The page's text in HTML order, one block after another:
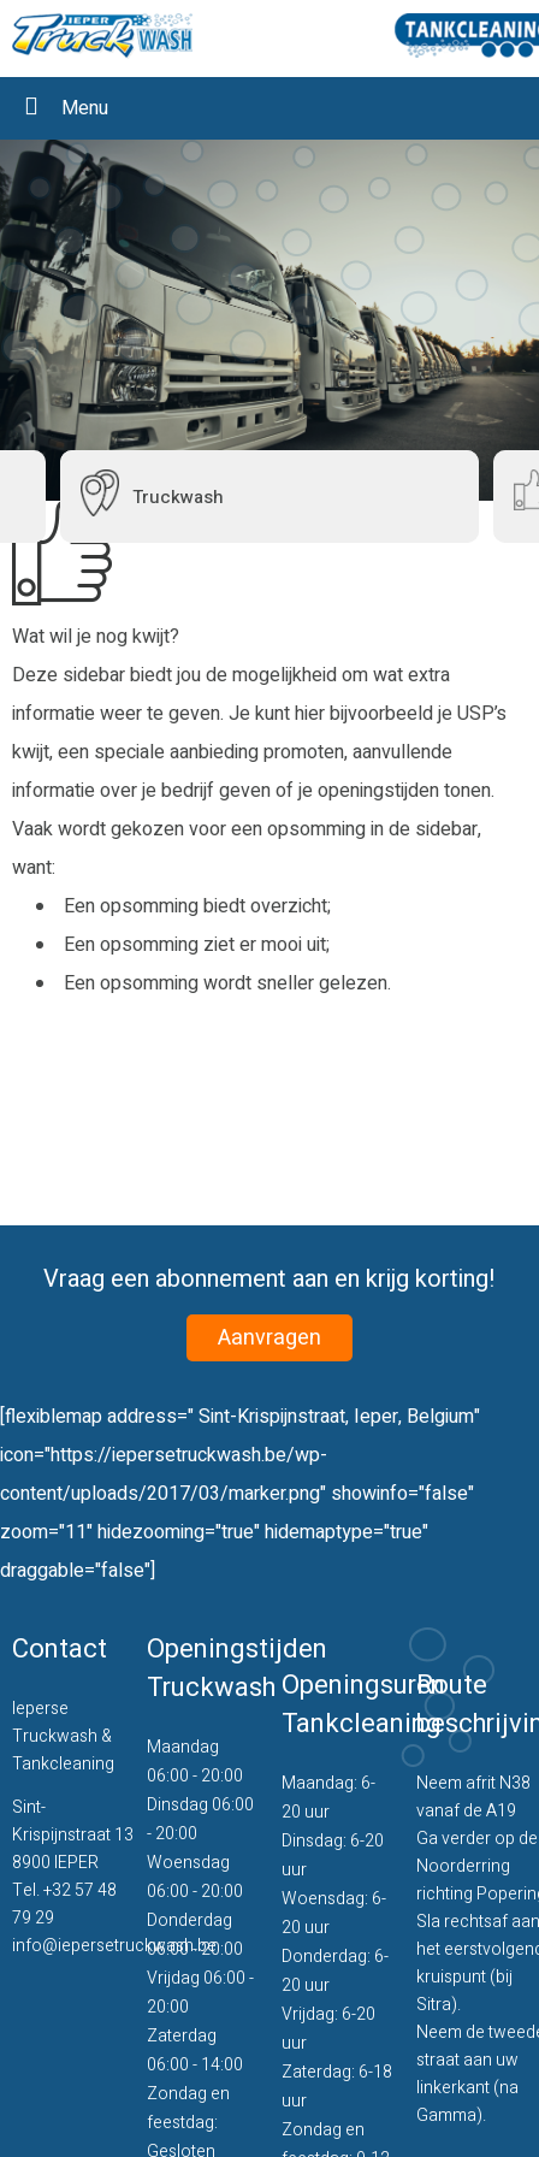
Menu
Truckwash
Wat wil je nog kwijt?
Deze sidebar biedt jou de mogelijkheid om wat extra
informatie weer te geven. Je kunt hier bijvoorbeeld je USP’s
kwijt, een speciale aanbieding promoten, aanvullende
informatie over je bedrijf geven of je openingstijden tonen.
Vaak wordt gekozen voor een opsomming in de sidebar,
want:
Een opsomming biedt overzicht;
Een opsomming ziet er mooi uit;
Een opsomming wordt sneller gelezen.
Vraag een abonnement aan en krijg korting!
Aanvragen
[flexiblemap address=" Sint-Krispijnstraat, Ieper, Belgium"
icon="https://iepersetruckwash.be/wp-
content/uploads/2017/03/marker.png" showinfo="false"
zoom="11" hidezooming="true" hidemaptype="true"
draggable="false"]
Contact
Ieperse
Truckwash &
Tankcleaning
Sint-
Krispijnstraat 13
8900 IEPER
Tel.+32 57 48
79 29
info@iepersetruckwash.be
Openingstijden
Truckwash
Maandag
06:00 - 20:00
Dinsdag 06:00
- 20:00
Woensdag
06:00 - 20:00
Donderdag
06:00 - 20:00
Vrijdag 06:00 -
20:00
Zaterdag
06:00 - 14:00
Zondag en
feestdag:
Gesloten
Openingsuren
Tankcleaning
Maandag: 6-
20 uur
Dinsdag: 6-20
uur
Woensdag: 6-
20 uur
Donderdag: 6-
20 uur
Vrijdag: 6-20
uur
Zaterdag: 6-18
uur
Zondag en
Route
Neem afrit N38
vanaf de A19
Ga verder op de
Noorderring
richting
Sla rechtsaf aan
het
kruispunt (bij
Sitra).
Neem de
straat aan uw
linkerkant (na
Gamma).